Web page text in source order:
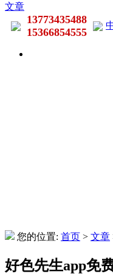
文章
13773435488
15366854555
您的位置: 首页 > 文章
好色先生app免